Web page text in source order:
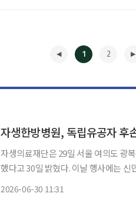
1 2
자생한방병원, 독립유공자 후
자생의료재단은 29일 서울 여의도 광
했다고 30일 밝혔다. 이날 행사에는
2026-06-30 11:31